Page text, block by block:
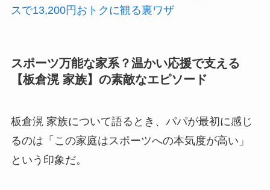
スで13,200円おトクに観る裏ワザ
スポーツ万能な家系？温かい応援で支える
【板倉滉 家族】の素敵なエピソード
板倉滉 家族について語るとき、パパが最初に感じ
るのは「この家庭はスポーツへの本気度が高い」
という印象だ。